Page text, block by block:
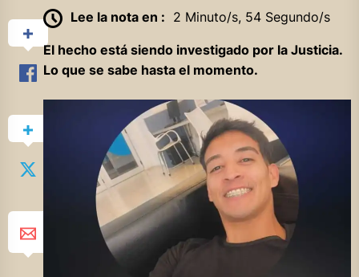
Lee la nota en : 2 Minuto/s, 54 Segundo/s
El hecho está siendo investigado por la Justicia.
Lo que se sabe hasta el momento.